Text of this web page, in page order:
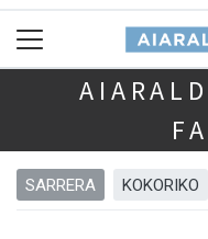
SARRERA KOKORIKO